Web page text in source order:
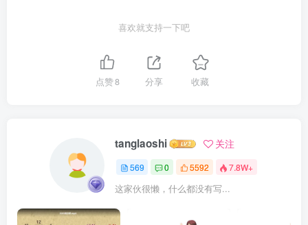
喜欢就支持一下吧
点赞8 分享 收藏
tanglaoshi 关注
569 0 5592 7.8W+
这家伙很懒，什么都没有写...